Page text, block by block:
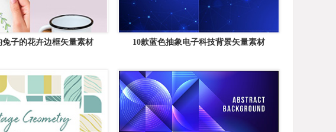
兔子的花卉边框矢量素材 10款蓝色抽象电子科技背景矢量素材